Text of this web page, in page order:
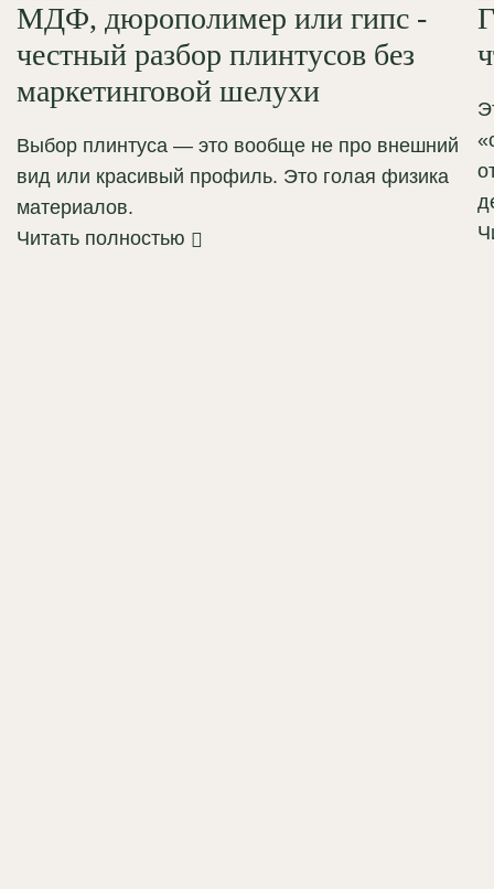
МДФ, дюрополимер или гипс -
честный разбор плинтусов без
маркетинговой шелухи
Выбор плинтуса — это вообще не про внешний
вид или красивый профиль. Это голая физика
материалов.
Читать полностью